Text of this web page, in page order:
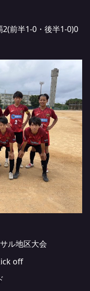
2(前半1-0・後半1-0)0
ル地区大会
off